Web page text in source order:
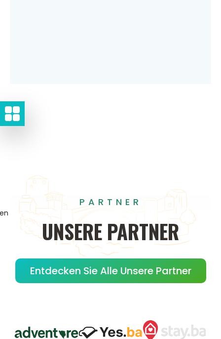
PARTNER
UNSERE PARTNER
Entdecken Sie Alle Unsere Partner